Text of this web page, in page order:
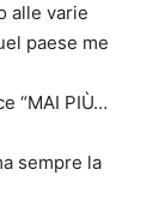
alle varie
paese me
“MAI PIÙ…
sempre la